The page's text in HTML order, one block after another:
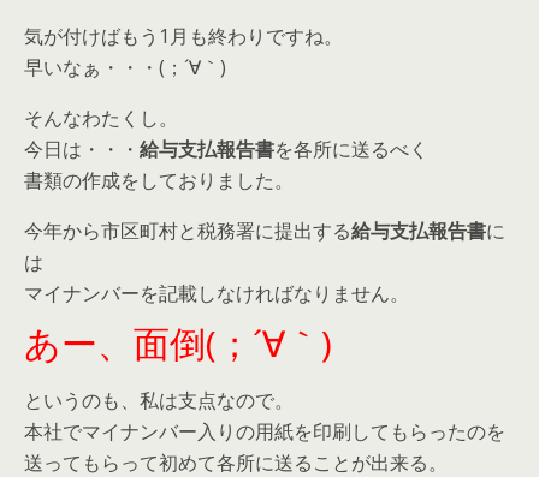
気が付けばもう1月も終わりですね。
早いなぁ・・・(；´∀｀)
そんなわたくし。
今日は・・・ 給与支払報告書を各所に送るべく
書類の作成をしておりました。
今年から市区町村と税務署に提出する給与支払報告書に
は
マイナンバーを記載しなければなりません。
あー、面倒(；´∀｀)
というのも、私は支点なので。
本社でマイナンバー入りの用紙を印刷してもらったのを
送ってもらって初めて各所に送ることが出来る。